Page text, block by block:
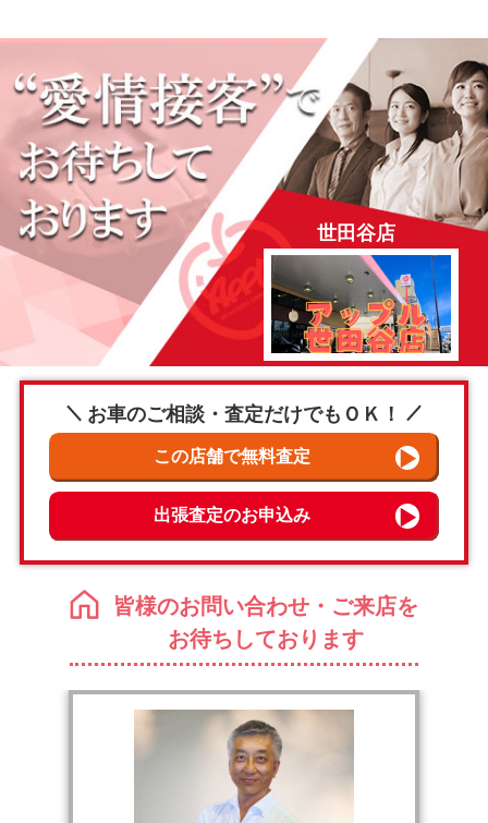
お車のご相談・査定だけでもＯＫ！
世田谷店
皆様のお問い合わせ・ご来店を
お待ちしております